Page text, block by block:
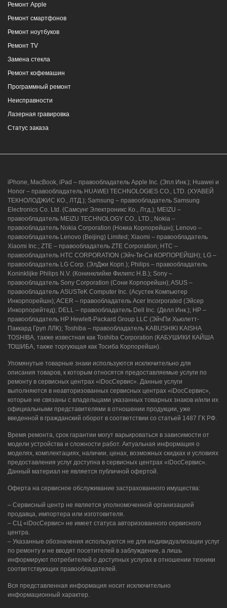
Ремонт Apple
Ремонт смартфонов
Ремонт ноутбуков
Ремонт TV
Замена стекла
Ремонт кофемашин
Программный ремонт
Неисправности
Лазерная гравировка
Статус заказа
iPhone, MacBook, iPad – правообладатель Apple Inc. (Эпл Инк.); Huawei и
Honor – правообладатель HUAWEI TECHNOLOGIES CO., LTD. (ХУАВЕЙ
ТЕКНОЛОДЖИС КО., ЛТД.); Samsung – правообладатель Samsung
Electronics Co. Ltd. (Самсунг Электроникс Ко., Лтд.); MEIZU –
правообладатель MEIZU TECHNOLOGY CO., LTD.; Nokia –
правообладатель Nokia Corporation (Нокиа Корпорейшн); Lenovo –
правообладатель Lenovo (Beijing) Limited; Xiaomi – правообладатель
Xiaomi Inc.; ZTE – правообладатель ZTE Corporation; HTC –
правообладатель HTC CORPORATION (Эйч-Ти-Си КОРПОРЕЙШН); LG –
правообладатель LG Corp. (ЭлДжи Корп.); Philips – правообладатель
Koninklijke Philips N.V. (Конинклийке Филипс Н.В.); Sony –
правообладатель Sony Corporation (Сони Корпорейшн); ASUS –
правообладатель ASUSTeK Computer Inc. (Асустек Компьютер
Инкорпорейшн); ACER – правообладатель Acer Incorporated (Эйсер
Инкорпорейтед); DELL – правообладатель Dell Inc. (Делл Инк.); HP –
правообладатель HP Hewlett-Packard Group LLC (ЭйчПи Хьюлетт-
Паккард Груп ЛЛК); Toshiba – правообладатель KABUSHIKI KAISHA
TOSHIBA, также известная как Toshiba Corporation (КАБУШИКИ КАЙША
ТОШИБА, также торгующая как Тосиба Корпорейшн).
Упомянутые товарные знаки используются исключительно для
описания товаров, к которым относятся предоставляемые услуги по
ремонту в сервисных центрах «iDocСервис». Данные услуги
выполняются в неавторизованных сервисных центрах «iDocСервис»,
которые не связаны с владельцами указанных товарных знаков и/или их
официальными представителями в отношении продукции, уже
введенной в гражданский оборот в соответствии со статьей 1487 ГК РФ.
Время ремонта, срок гарантии могут варьироваться в зависимости от
модели устройства и сложности работ. Актуальная информация о
моделях, комплектациях, наличии, ценах, возможных скидках и условиях
предоставления услуг доступна в сервисных центрах «iDocСервис».
Данный материал не является публичной офертой.
Оферта на сервисное обслуживание застрахованного имущества:
– Сервисный центр не является уполномоченной организацией
продавца, импортера или изготовителя.
– СЦ «iDocСервис» не имеет статуса авторизованного сервисного
центра.
– Указанные обозначения используются не для индивидуализации услуг
по ремонту и не вводят посетителей в заблуждение, а лишь
информируют потребителей о доступных услугах в отношении техники
соответствующих правообладателей.
Вся представленная информация носит исключительно
информационный характер.